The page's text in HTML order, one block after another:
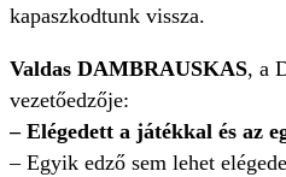
kapaszkodtunk vissza.
Valdas DAMBRAUSKAS, a
vezetőedzője:
– Elégedett a játékkal és az
– Egyik edző sem lehet